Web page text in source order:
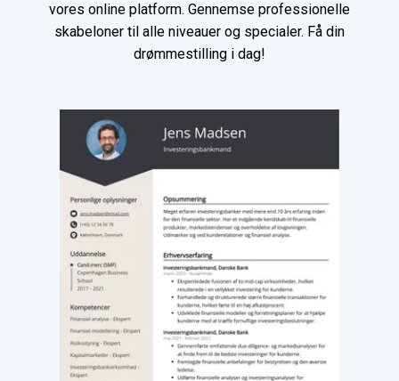
vores online platform. Gennemse professionelle
skabeloner til alle niveauer og specialer. Få din
drømmestilling i dag!